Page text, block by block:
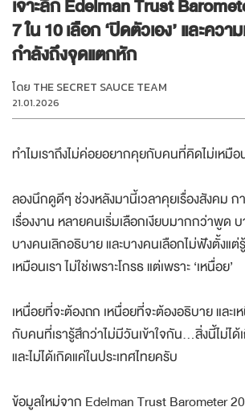
เจาะลึก Edelman Trust
7 ใน 10 เลือก ‘ปิดตัวเอง’ และความ
กำลังถึงจุดแตกหัก
โดย THE SECRET SAUCE TEAM
ลองนึกดูดีๆ ช่วงหลังมานี้เวลาคุยเรื่องสังคม ก
เรื่องงาน หลายคนเริ่มเลือกเงียบมากกว่าพูด บ
บางคนเลิกอธิบาย และบางคนเลือกไม่ฟังตั้งแต่
เหนื่อยที่จะต้องถก เหนื่อยที่จะต้องอธิบาย และเ
กับคนที่เรารู้สึกว่าไม่มีวันเข้าใจกัน…สิ่งนี้ไม่ได้